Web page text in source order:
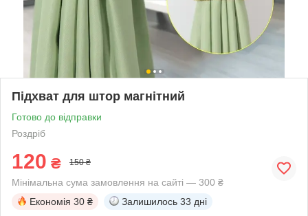
Підхват для штор магнітний
Готово до відправки
Роздріб
120 ₴ 150 ₴
Мінімальна сума замовлення на сайті — 300 ₴
Економія 30 ₴ Залишилось 33 дні